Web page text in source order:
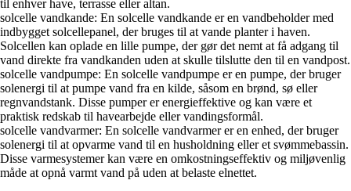
til enhver have, terrasse eller altan.
solcelle vandkande: En solcelle vandkande er en vandbeholder med
indbygget solcellepanel, der bruges til at vande planter i haven.
Solcellen kan oplade en lille pumpe, der gør det nemt at få adgang til
vand direkte fra vandkanden uden at skulle tilslutte den til en vandpost.
solcelle vandpumpe: En solcelle vandpumpe er en pumpe, der bruger
solenergi til at pumpe vand fra en kilde, såsom en brønd, sø eller
regnvandstank. Disse pumper er energieffektive og kan være et
praktisk redskab til havearbejde eller vandingsformål.
solcelle vandvarmer: En solcelle vandvarmer er en enhed, der bruger
solenergi til at opvarme vand til en husholdning eller et svømmebassin.
Disse varmesystemer kan være en omkostningseffektiv og miljøvenlig
måde at opnå varmt vand på uden at belaste elnettet.